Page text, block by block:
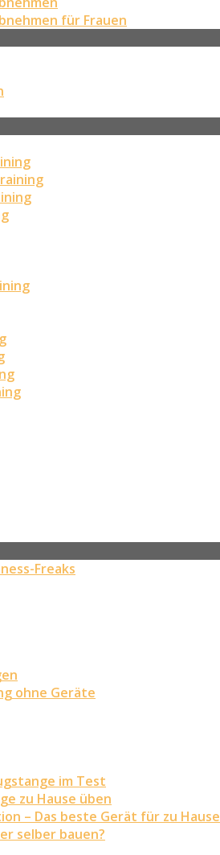
für Frauen
Freaks
ohne Geräte
im Test
zu Hause üben
– Das beste Gerät für zu Hause
selber bauen?